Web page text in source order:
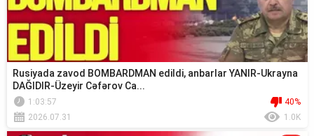
Rusiyada zavod BOMBARDMAN edildi, anbarlar YANIR-Ukrayna
DAĞIDIR-Üzeyir Cəfərov Ca...
1:03:57
40%
2026.07.31
1.0K